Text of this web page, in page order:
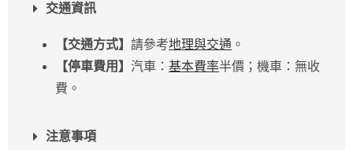
交通資訊
【交通方式】 請參考地理與交通 。
【停車費用】 汽車： 基本費率半價；機車：無收
費。
注意事項